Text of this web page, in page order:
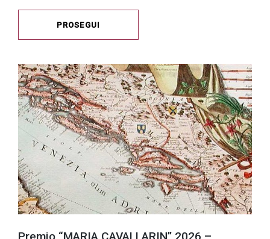
PROSEGUI
Premio “MARIA CAVALLARIN” 2026 –